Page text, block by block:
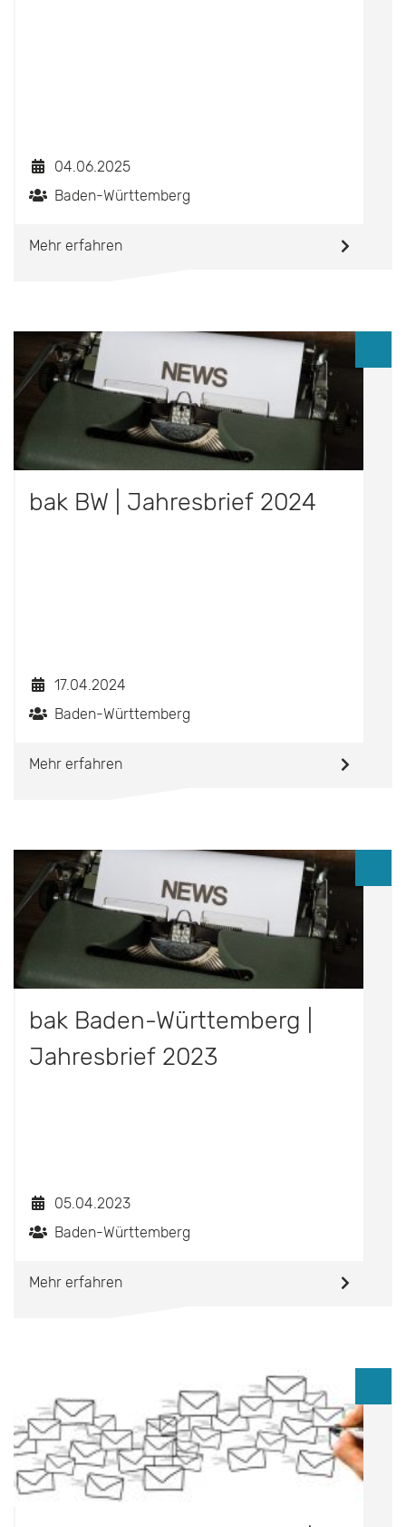
04.06.2025
Baden-Württemberg
Mehr erfahren
bak BW | Jahresbrief 2024
17.04.2024
Baden-Württemberg
Mehr erfahren
bak Baden-Württemberg |
Jahresbrief 2023
05.04.2023
Baden-Württemberg
Mehr erfahren